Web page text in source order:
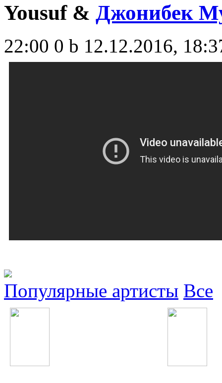
Yousuf & Джонибек
22:00 0 b 12.12.2016,
Популярные артисты Все